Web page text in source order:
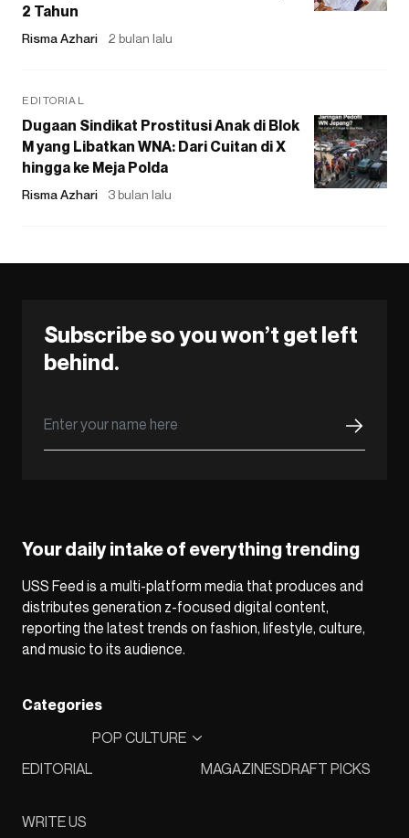
2 Tahun
Risma Azhari 2 bulan lalu
EDITORIAL
Dugaan Sindikat Prostitusi Anak di Blok
M yang Libatkan WNA: Dari Cuitan di X
hingga ke Meja Polda
Risma Azhari 3 bulan lalu
Subscribe so you won’t get left
behind.
Your daily intake of everything trending
USS Feed is a multi-platform media that produces and
distributes generation z-focused digital content,
reporting the latest trends on fashion, lifestyle, culture,
and music to its audience.
Categories
EDITORIAL
POP CULTURE
MAGAZINESDRAFT PICKS
WRITE US